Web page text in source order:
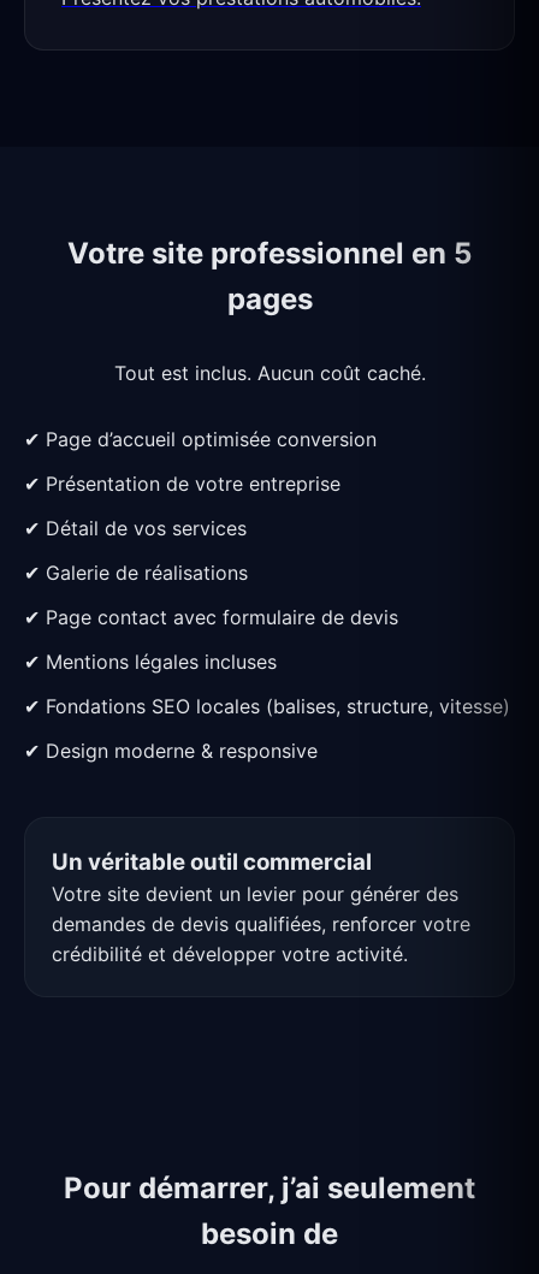
Votre site professionnel en 5
pages
Tout est inclus. Aucun coût caché.
✔ Page d’accueil optimisée conversion
✔ Présentation de votre entreprise
✔ Détail de vos services
✔ Galerie de réalisations
✔ Page contact avec formulaire de devis
✔ Mentions légales incluses
✔ Fondations SEO locales (balises, structure, vitesse)
✔ Design moderne & responsive
Un véritable outil commercial
Votre site devient un levier pour générer des
demandes de devis qualifiées, renforcer votre
crédibilité et développer votre activité.
Pour démarrer, j’ai seulement
besoin de